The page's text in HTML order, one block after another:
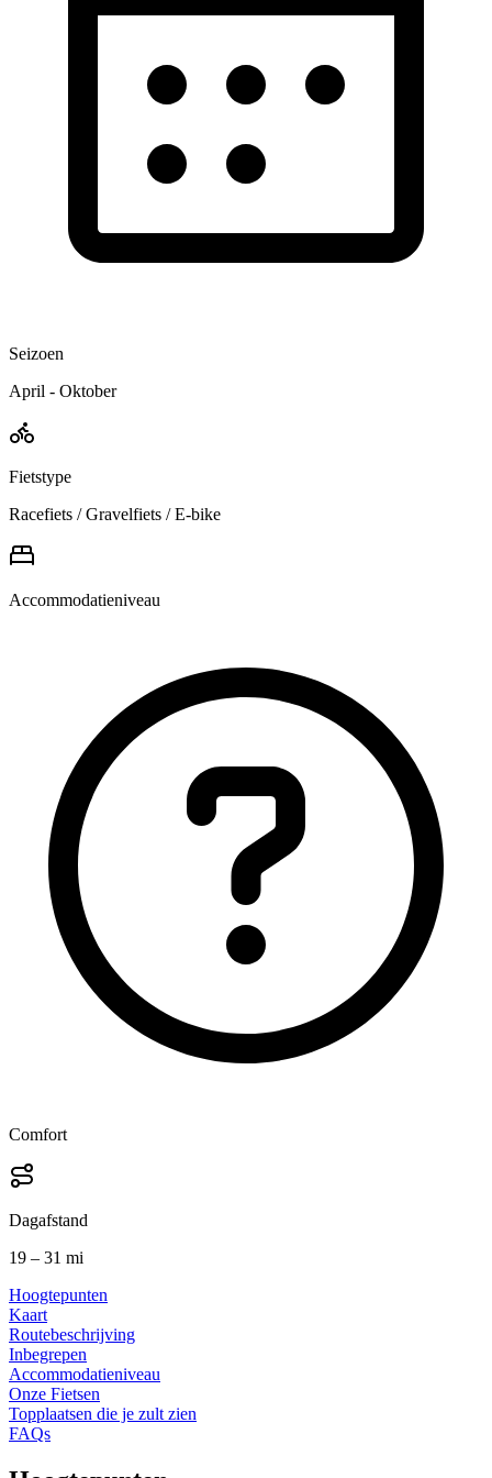
Seizoen
April - Oktober
Fietstype
Racefiets / Gravelfiets / E-bike
Accommodatieniveau
Comfort
Dagafstand
19 – 31 mi
Hoogtepunten
Kaart
Routebeschrijving
Inbegrepen
Accommodatieniveau
Onze Fietsen
Topplaatsen die je zult zien
FAQs